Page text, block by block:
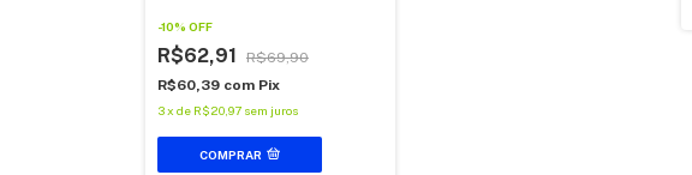
-10% OFF
R$62,91
R$69,90
R$60,39 com Pix
3x de R$20,97 sem juros
COMPRAR